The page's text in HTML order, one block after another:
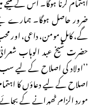
ضرور حاصل ہوگا۔ ہمارے
گے، کامل مومن، داعی، اور
حضرت شیخ عبد الوہاب
’’اولاد کی اصلاح کے لیے
اصلاح کے لیے دعاؤں کا
موردِ الزام ٹھہرانے کے